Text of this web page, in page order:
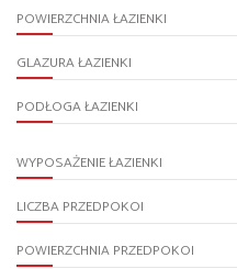
POWIERZCHNIA ŁAZIENKI
GLAZURA ŁAZIENKI
PODŁOGA ŁAZIENKI
WYPOSAŻENIE ŁAZIENKI
LICZBA PRZEDPOKOI
POWIERZCHNIA PRZEDPOKOI